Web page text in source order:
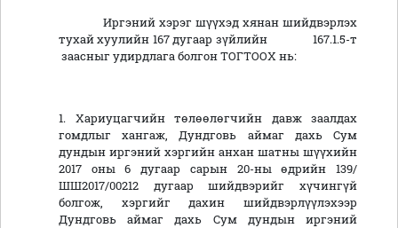
Иргэний хэрэг шүүхэд хянан шийдвэрлэх
тухай хуулийн 167 дугаар зүйлийн 167.1.5-т
заасныг удирдлага болгон ТОГТООХ нь:
1. Хариуцагчийн төлөөлөгчийн давж заалдах
гомдлыг хангаж, Дундговь аймаг дахь Сум
дундын иргэний хэргийн анхан шатны шүүхийн
2017 оны 6 дугаар сарын 20-ны өдрийн 139/
ШШ2017/00212 дугаар шийдвэрийг хүчингүй
болгож, хэргийг дахин шийдвэрлүүлэхээр
Дундговь аймаг дахь Сум дундын иргэний